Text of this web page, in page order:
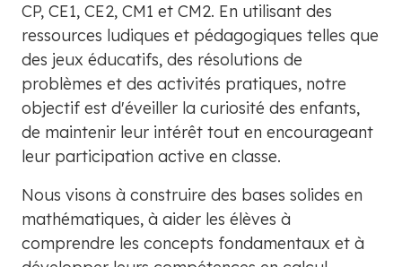
CP, CE1, CE2, CM1 et CM2. En utilisant des
ressources ludiques et pédagogiques telles que
des jeux éducatifs, des résolutions de
problèmes et des activités pratiques, notre
objectif est d'éveiller la curiosité des enfants,
de maintenir leur intérêt tout en encourageant
leur participation active en classe.
Nous visons à construire des bases solides en
mathématiques, à aider les élèves à
comprendre les concepts fondamentaux et à